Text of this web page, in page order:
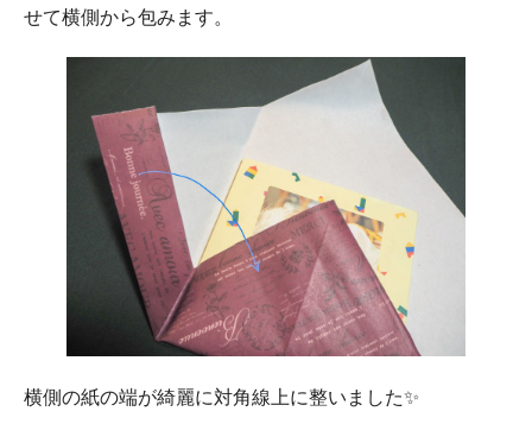
せて横側から包みます。
横側の紙の端が綺麗に対角線上に整いました✨